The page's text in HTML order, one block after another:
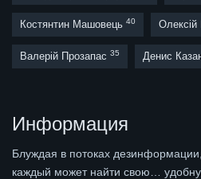
Костянтин Машовець 40 Олексій
Валерій Прозапас 35 Денис
Информация
Блуждая в потоках дезинформации,
каждый может найти свою…